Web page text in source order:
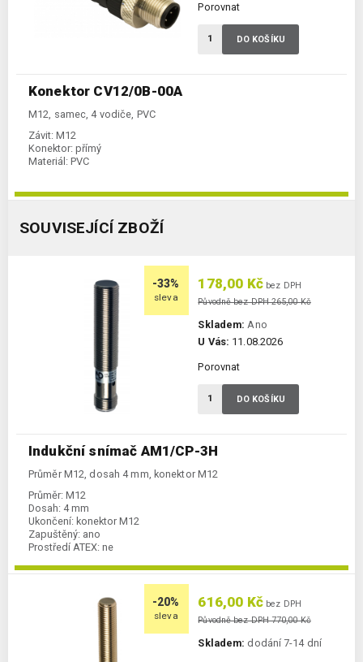
Konektor CV12/0B-00A
M12, samec, 4 vodiče, PVC
Závit: M12
Konektor: přímý
Materiál: PVC
Porovnat
DO KOŠÍKU
SOUVISEJÍCÍ ZBOŽÍ
-33%
sleva
Indukční snímač AM1/CP-3H
Průměr M12, dosah 4 mm, konektor M12
Průměr: M12
Dosah: 4 mm
Ukončení: konektor M12
Zapuštěný: ano
Prostředí ATEX: ne
178,00 Kč bez DPH
Původně bez DPH 265,00 Kč
Skladem: Ano
U Vás: 11.08.2026
Porovnat
DO KOŠÍKU
-20%
sleva
616,00 Kč bez DPH
Původně bez DPH 770,00 Kč
Skladem: dodání 7-14 dní